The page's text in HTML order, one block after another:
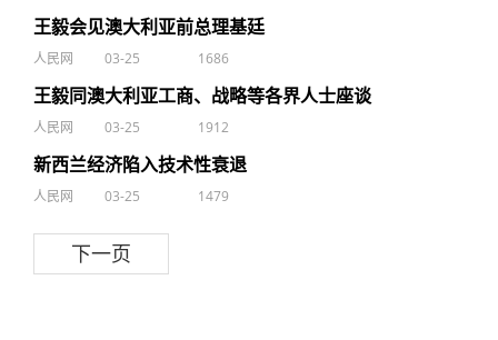
王毅会见澳大利亚前总理基廷
人民网 03-25 1686
王毅同澳大利亚工商、战略等各界人士座谈
人民网 03-25 1912
新西兰经济陷入技术性衰退
人民网 03-25 1479
下一页